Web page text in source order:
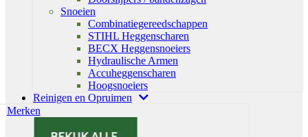
Snoeien
Combinatiegereedschappen
STIHL Heggenscharen
BECX Heggensnoeiers
Hydraulische Armen
Accuheggenscharen
Hoogsnoeiers
Reinigen en Opruimen
Merken